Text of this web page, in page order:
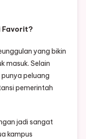
Favorit?
yang bikin
masuk. Selain
peluang
pemerintah
jadi sangat
kampus